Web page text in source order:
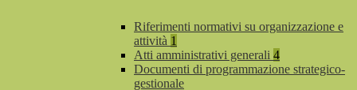
Riferimenti normativi su organizzazione e
attività 1
Atti amministrativi generali 4
Documenti di programmazione strategico-
gestionale